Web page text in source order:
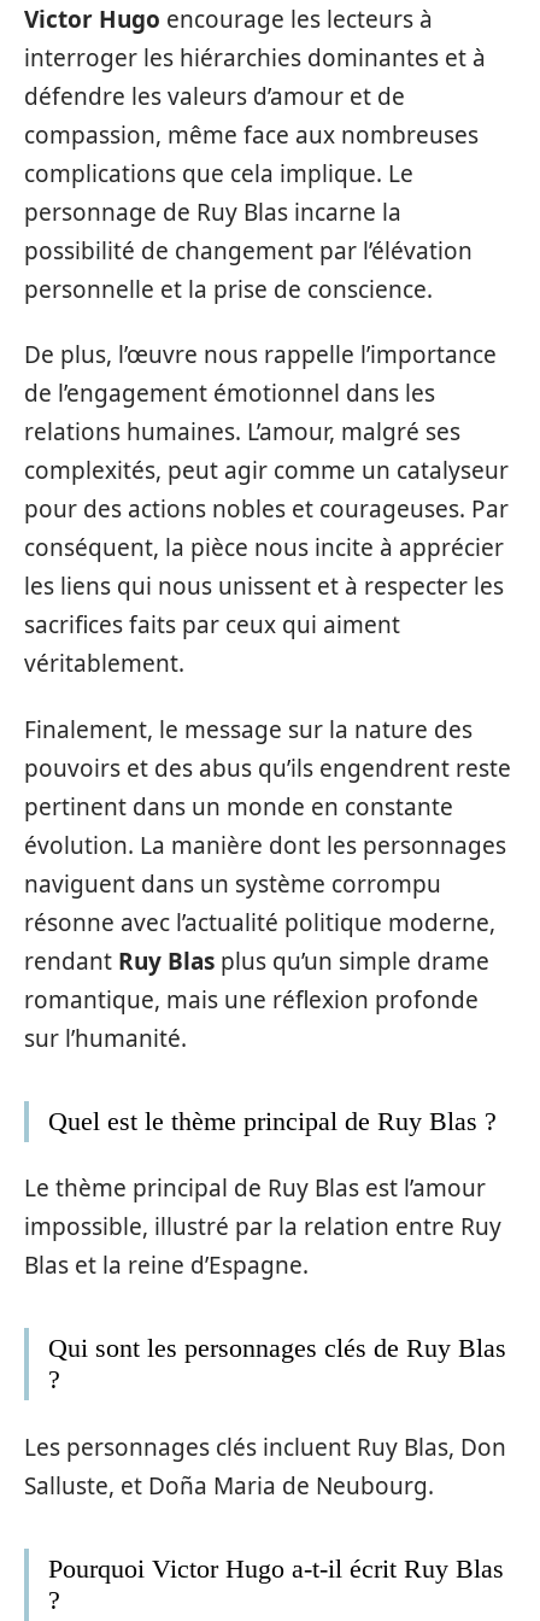
Victor Hugo encourage les lecteurs à
interroger les hiérarchies dominantes et à
défendre les valeurs d’amour et de
compassion, même face aux nombreuses
complications que cela implique. Le
personnage de Ruy Blas incarne la
possibilité de changement par l’élévation
personnelle et la prise de conscience.
De plus, l’œuvre nous rappelle l’importance
de l’engagement émotionnel dans les
relations humaines. L’amour, malgré ses
complexités, peut agir comme un catalyseur
pour des actions nobles et courageuses. Par
conséquent, la pièce nous incite à apprécier
les liens qui nous unissent et à respecter les
sacrifices faits par ceux qui aiment
véritablement.
Finalement, le message sur la nature des
pouvoirs et des abus qu’ils engendrent reste
pertinent dans un monde en constante
évolution. La manière dont les personnages
naviguent dans un système corrompu
résonne avec l’actualité politique moderne,
rendant Ruy Blas plus qu’un simple drame
romantique, mais une réflexion profonde
sur l’humanité.
Quel est le thème principal de Ruy Blas ?
Le thème principal de Ruy Blas est l’amour
impossible, illustré par la relation entre Ruy
Blas et la reine d’Espagne.
Qui sont les personnages clés de Ruy Blas
?
Les personnages clés incluent Ruy Blas, Don
Salluste, et Doña Maria de Neubourg.
Pourquoi Victor Hugo a-t-il écrit Ruy Blas
?